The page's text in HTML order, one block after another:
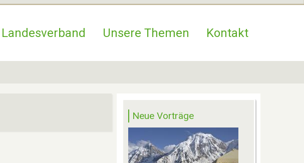
Hauptnavigation
Landesverband Unsere Themen Kontakt
Neue Vorträge